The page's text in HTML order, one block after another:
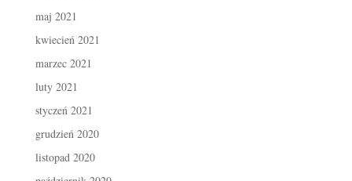
maj 2021
kwiecień 2021
marzec 2021
luty 2021
styczeń 2021
grudzień 2020
listopad 2020